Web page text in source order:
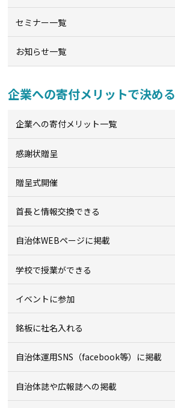
セミナー一覧
お知らせ一覧
企業への寄付メリットで決める
企業への寄付メリット一覧
感謝状贈呈
贈呈式開催
首長と情報交換できる
自治体WEBページに掲載
学校で授業ができる
イベントに参加
銘板に社名入れる
自治体運用SNS（facebook等）に掲載
自治体誌や広報誌への掲載